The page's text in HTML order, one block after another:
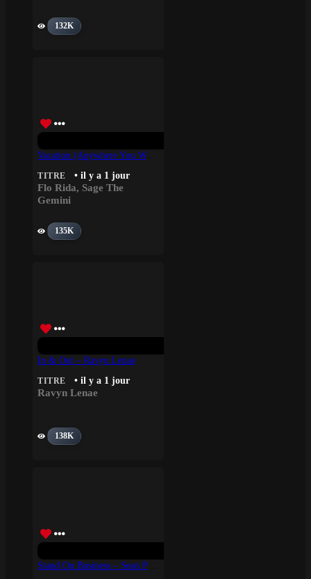
132K
Vacation (Anywhere You Wanna Go) – Flo Rida, Sage The Gemini
TITRE • il y a 1 jour
Flo Rida, Sage The
Gemini
135K
In & Out – Ravyn Lenae
TITRE • il y a 1 jour
Ravyn Lenae
138K